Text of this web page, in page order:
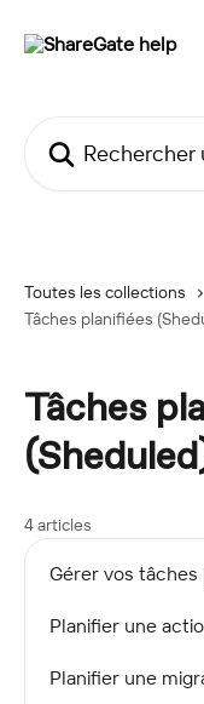
Toutes les collections
Tâches planifiées
Tâches
4 articles
Gérer vos tâches
Planifier une
Planifier une